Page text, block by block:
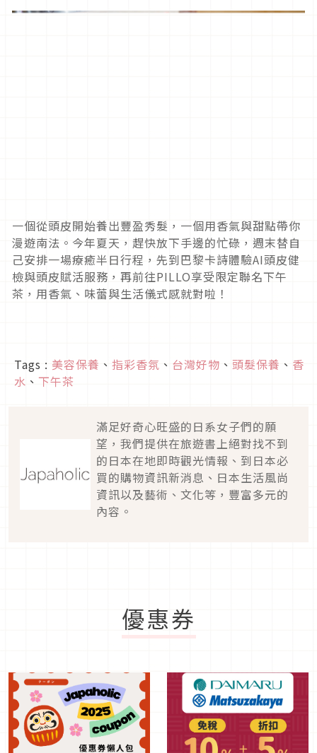
一個從頭皮開始養出豐盈秀髮，一個用香氣與甜點帶你
漫遊南法。今年夏天，趕快放下手邊的忙碌，週末替自
己安排一場療癒半日行程，先到巴黎卡詩體驗AI頭皮健
檢與頭皮賦活服務，再前往PILLO享受限定聯名下午
茶，用香氣、味蕾與生活儀式感就對啦！
Tags : 美容保養 、 指彩香氛 、 台灣好物 、 頭髮保養 、 香
水 、 下午茶
滿足好奇心旺盛的日系女子們的願
望，我們提供在旅遊書上絕對找不到
的日本在地即時觀光情報、到日本必
買的購物資訊新消息、日本生活風尚
資訊以及藝術、文化等，豐富多元的
內容。
優惠券